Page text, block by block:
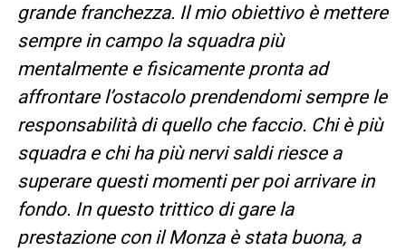
grande franchezza. Il mio obiettivo è mettere
sempre in campo la squadra più
mentalmente e fisicamente pronta ad
affrontare l’ostacolo prendendomi sempre le
responsabilità di quello che faccio. Chi è più
squadra e chi ha più nervi saldi riesce a
superare questi momenti per poi arrivare in
fondo. In questo trittico di gare la
prestazione con il Monza è stata buona, a